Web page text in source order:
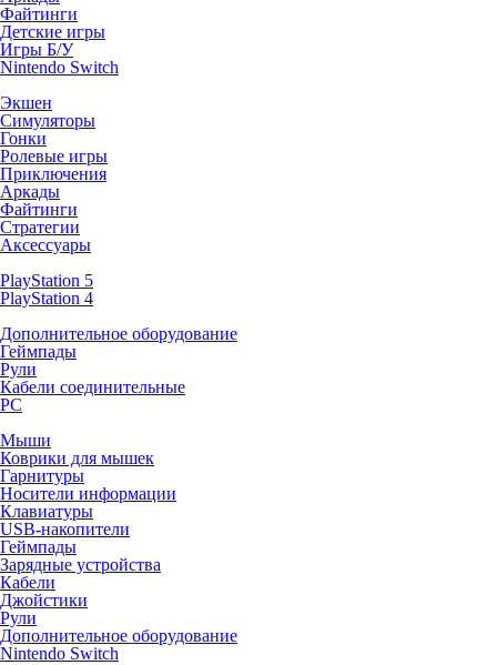
Файтинги
Детские игры
Игры Б/У
Nintendo Switch
Экшен
Симуляторы
Гонки
Ролевые игры
Приключения
Аркады
Файтинги
Стратегии
Аксессуары
PlayStation 5
PlayStation 4
Дополнительное оборудование
Геймпады
Рули
Кабели соединительные
PC
Мыши
Коврики для мышек
Гарнитуры
Носители информации
Клавиатуры
USB-накопители
Геймпады
Зарядные устройства
Кабели
Джойстики
Рули
Дополнительное оборудование
Nintendo Switch